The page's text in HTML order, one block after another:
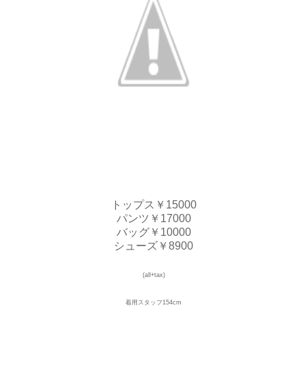
トップス￥15000
パンツ￥17000
バッグ￥10000
シューズ￥8900
(all+tax)
着用スタッフ154cm